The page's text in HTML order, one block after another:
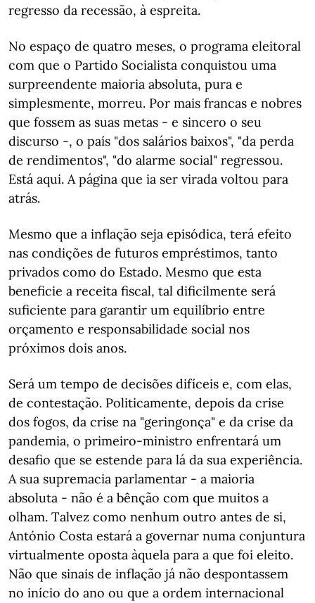
regresso da recessão, à espreita.
No espaço de quatro meses, o programa eleitoral
com que o Partido Socialista conquistou uma
surpreendente maioria absoluta, pura e
simplesmente, morreu. Por mais francas e nobres
que fossem as suas metas - e sincero o seu
discurso -, o país "dos salários baixos", "da perda
de rendimentos", "do alarme social" regressou.
Está aqui. A página que ia ser virada voltou para
atrás.
Mesmo que a inflação seja episódica, terá efeito
nas condições de futuros empréstimos, tanto
privados como do Estado. Mesmo que esta
beneficie a receita fiscal, tal dificilmente será
suficiente para garantir um equilíbrio entre
orçamento e responsabilidade social nos
próximos dois anos.
Será um tempo de decisões difíceis e, com elas,
de contestação. Politicamente, depois da crise
dos fogos, da crise na "geringonça" e da crise da
pandemia, o primeiro-ministro enfrentará um
desafio que se estende para lá da sua experiência.
A sua supremacia parlamentar - a maioria
absoluta - não é a bênção com que muitos a
olham. Talvez como nenhum outro antes de si,
António Costa estará a governar numa conjuntura
virtualmente oposta àquela para a que foi eleito.
Não que sinais de inflação já não despontassem
no início do ano ou que a ordem internacional